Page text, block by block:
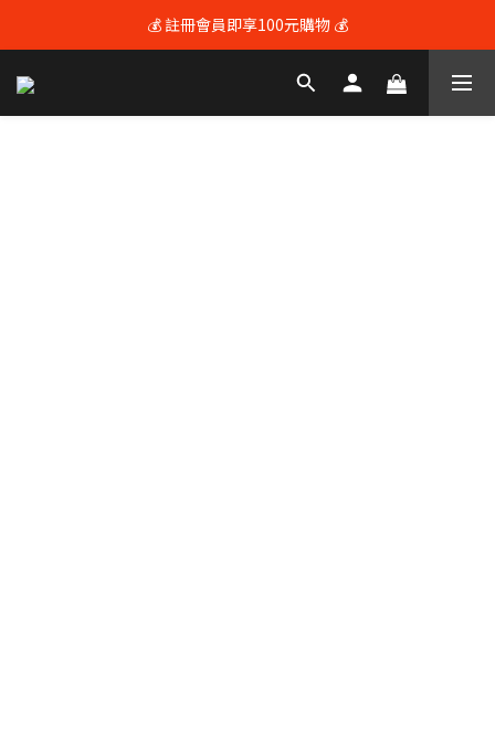
💰 註冊會員即享100元購物 💰
💰 註冊會員即享100元購物 💰
🚚 全館滿$3600享免運（限本島) 🚚